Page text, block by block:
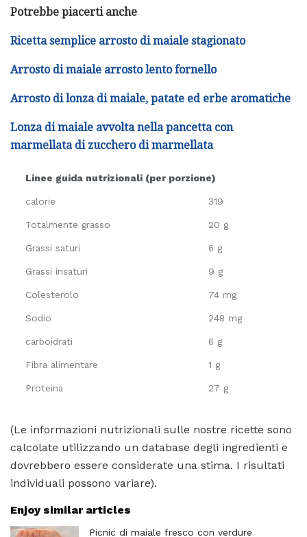
Potrebbe piacerti anche
Ricetta semplice arrosto di maiale stagionato
Arrosto di maiale arrosto lento fornello
Arrosto di lonza di maiale, patate ed erbe aromatiche
Lonza di maiale avvolta nella pancetta con
marmellata di zucchero di marmellata
Linee guida nutrizionali (per porzione)
calorie 319
Totalmente grasso 20 g
Grassi saturi 6 g
Grassi insaturi 9 g
Colesterolo 74 mg
Sodio 248 mg
carboidrati 6 g
Fibra alimentare 1 g
Proteina 27 g
(Le informazioni nutrizionali sulle nostre ricette sono
calcolate utilizzando un database degli ingredienti e
dovrebbero essere considerate una stima. I risultati
individuali possono variare).
Enjoy similar articles
Picnic di maiale fresco con verdure